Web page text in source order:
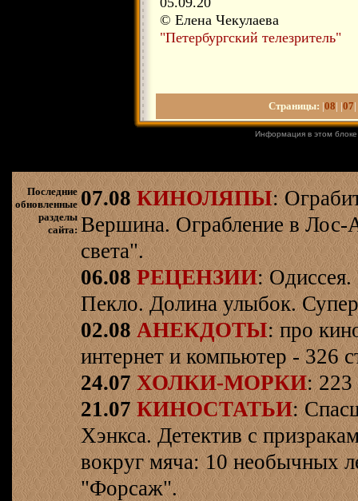
© Елена Чекулаева
"Петербургский телезритель"
Страницы: |08| |07
Информация в этом
Последние
обновленные
разделы
сайта:
07.08 КИНОЛЯПЫ:
Вершина. Ограбление в Лос-
света".
06.08 РЕЦЕНЗИИ:
Пекло. Долина улыбок.
02.08 АНЕКДОТЫ: про
интернет и компьютер - 326
24.07 ХОЛКИ-МОРКИ: 223
21.07 КИНОСТАТЬИ:
Хэнкса. Детектив с
вокруг мяча: 10 необычных
"Форсаж".